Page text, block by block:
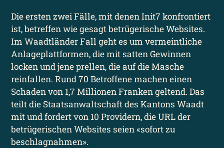
Die ersten zwei Fälle, mit denen Init7 konfrontiert
ist, betreffen wie gesagt betrügerische Websites.
Im Waadtländer Fall geht es um vermeintliche
Anlage­plattformen, die mit satten Gewinnen
locken und jene prellen, die auf die Masche
reinfallen. Rund 70 Betroffene machen einen
Schaden von 1,7 Millionen Franken geltend. Das
teilt die Staats­anwaltschaft des Kantons Waadt
mit und fordert von 10 Providern, die URL der
betrügerischen Websites seien «sofort zu
beschlagnahmen».